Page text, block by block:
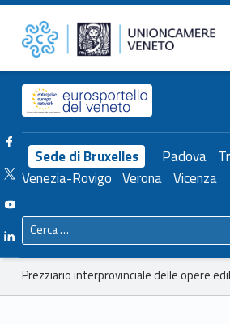
Prezziario interprovinciale delle opere edili e settori correlati – Unioncamere del Veneto
Header info sidebar
Sede di Bruxelles Padova
Venezia-Rovigo Verona Vicenza
Facebook Unioncamere Veneto
Twitter Unioncamere Veneto
Youtube Unioncamere Veneto
Linkedin Unioncamere Veneto
Ricerca per:
Breadcrumbs navigation
Prezziario interprovinciale delle opere